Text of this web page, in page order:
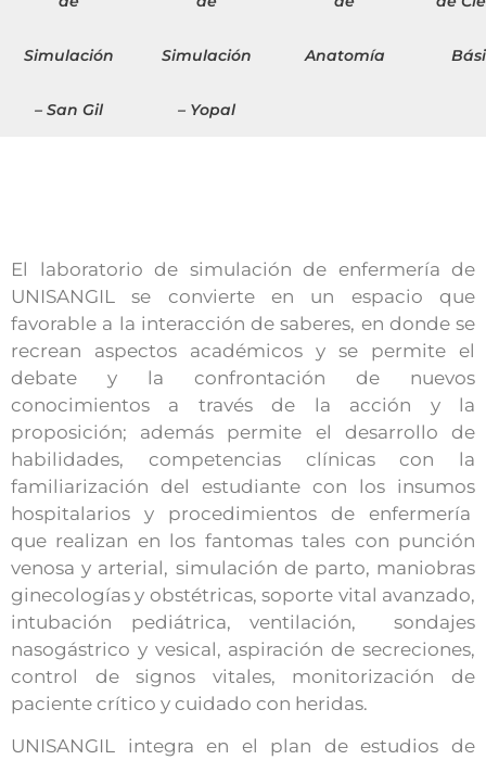
Simulación
– San Gil
Simulación
– Yopal
Anatomía
El laboratorio de simulación de enfermería de
UNISANGIL se convierte en un espacio que
favorable a la interacción de saberes, en donde se
recrean aspectos académicos y se permite el
debate y la confrontación de nuevos
conocimientos a través de la acción y la
proposición; además permite el desarrollo de
habilidades, competencias clínicas con la
familiarización del estudiante con los insumos
hospitalarios y procedimientos de enfermería
que realizan en los fantomas tales con punción
venosa y arterial, simulación de parto, maniobras
ginecologías y obstétricas, soporte vital avanzado,
intubación pediátrica, ventilación, sondajes
nasogástrico y vesical, aspiración de secreciones,
control de signos vitales, monitorización de
paciente crítico y cuidado con heridas.
UNISANGIL integra en el plan de estudios de